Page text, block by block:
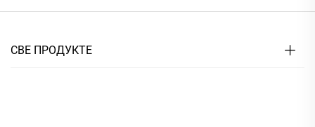
СВЕ ПРОДУКТЕ